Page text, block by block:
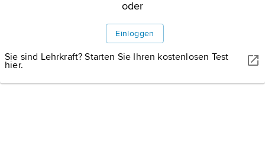
oder
Einloggen
Sie sind Lehrkraft? Starten Sie Ihren kostenlosen Test
hier.